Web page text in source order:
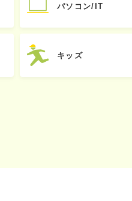
パソコン/IT
キッズ